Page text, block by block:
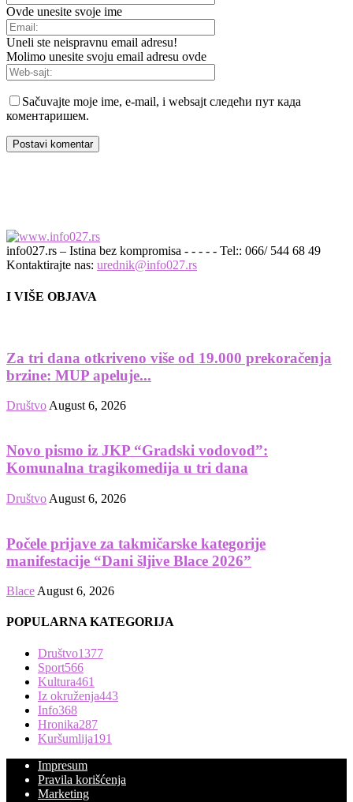
Ovde unesite svoje ime
Uneli ste neispravnu email adresu!
Molimo unesite svoju email adresu ovde
Sačuvajte moje ime, e-mail, i websajt следећи пут када
коментаришем.
info027.rs – Istina bez kompromisa - - - - - Tel:: 066/ 544 68 49
Kontaktirajte nas: urednik@info027.rs
I VIŠE OBJAVA
Za tri dana otkriveno više od 19.000 prekoračenja
brzine: MUP apeluje...
Društvo August 6, 2026
Novo pismo iz JKP “Gradski vodovod”:
Komunalna tragikomedija u tri dana
Društvo August 6, 2026
Počele prijave za takmičarske kategorije
manifestacije “Dani šljive Blace 2026”
Blace August 6, 2026
POPULARNA KATEGORIJA
Društvo1377
Sport566
Kultura461
Iz okruženja443
Info368
Hronika287
Kuršumlija191
Impresum
Pravila korišćenja
Marketing